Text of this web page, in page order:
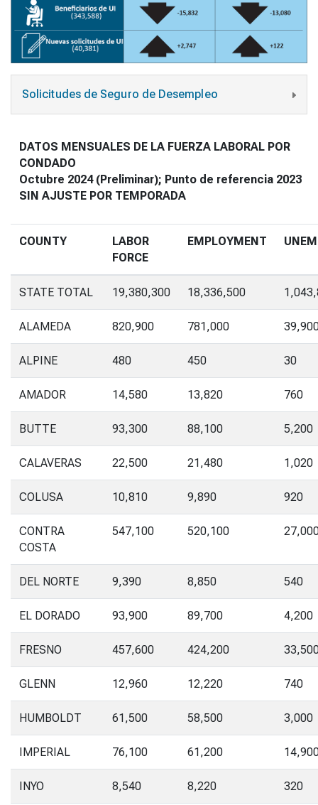
Solicitudes de Seguro de Desempleo
DATOS MENSUALES DE LA FUERZA LABORAL POR
CONDADO
Octubre 2024 (Preliminar); Punto de referencia 2023
SIN AJUSTE POR TEMPORADA
COUNTY
LABOR
FORCE
EMPLOYMENT
STATE TOTAL 19,380,300 18,336,500
ALAMEDA 820,900 781,000
ALPINE 480 450 30
AMADOR 14,580 13,820 760
BUTTE 93,300 88,100 5,200
CALAVERAS 22,500 21,480 1,020
COLUSA 10,810 9,890 920
CONTRA
COSTA
547,100 520,100
DEL NORTE 9,390 8,850 540
EL DORADO 93,900 89,700 4,200
FRESNO 457,600 424,200
GLENN 12,960 12,220 740
HUMBOLDT 61,500 58,500 3,000
IMPERIAL 76,100 61,200
INYO 8,540 8,220 320